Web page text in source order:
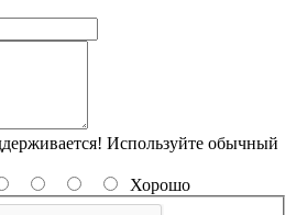
Используйте обычный
Хорошо